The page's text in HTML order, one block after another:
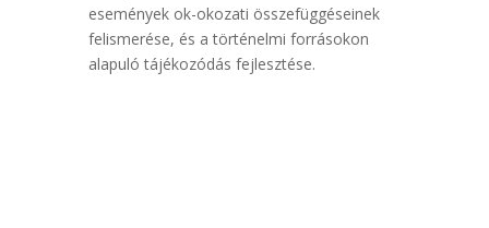
események ok-okozati összefüggéseinek
felismerése, és a történelmi forrásokon
alapuló tájékozódás fejlesztése.